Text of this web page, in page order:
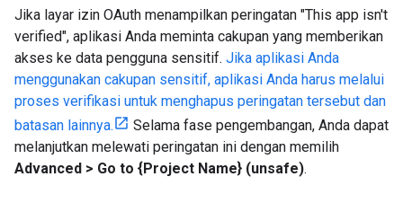
Jika layar izin OAuth menampilkan peringatan "This app isn't
verified", aplikasi Anda meminta cakupan yang memberikan
akses ke data pengguna sensitif. Jika aplikasi Anda
menggunakan cakupan sensitif, aplikasi Anda harus melalui
proses verifikasi untuk menghapus peringatan tersebut dan
batasan lainnya.
Selama fase pengembangan, Anda dapat
melanjutkan melewati peringatan ini dengan memilih
Advanced > Go to {Project Name} (unsafe).